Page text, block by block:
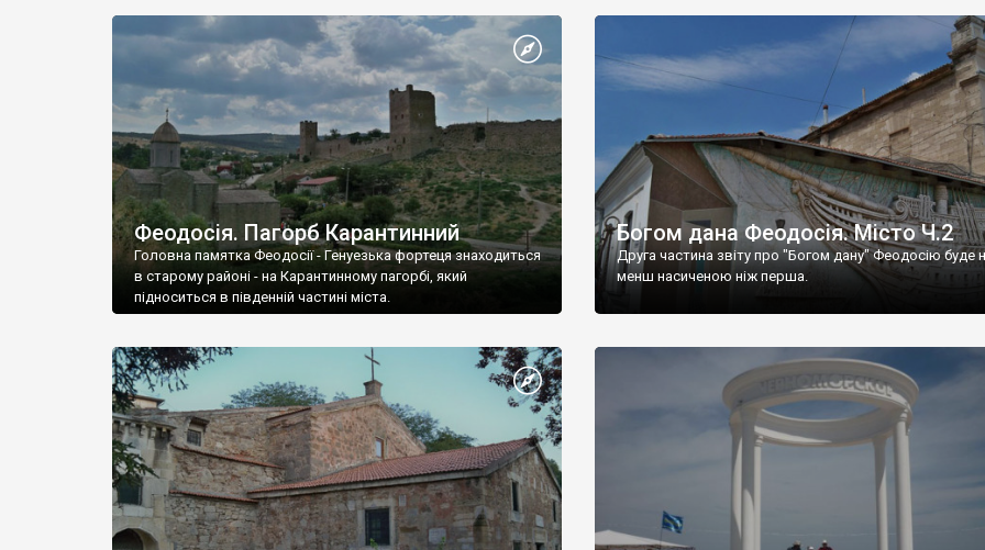
Феодосія. Пагорб Карантинний
Головна памятка Феодосії - Генуезька фортеця знаходиться
в старому районі - на Карантинному пагорбі, який
підноситься в південній частині міста.
Богом дана Феодосія. Місто Ч.2
Друга частина звіту про "Богом дану" Феодосію буде
менш насиченою ніж перша.